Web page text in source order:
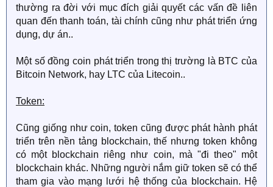
thường ra đời với mục đích giải quyết các vấn đề liên
quan đến thanh toán, tài chính cũng như phát triển ứng
dụng, dự án..
Một số đồng coin phát triển trong thị trường là BTC của
Bitcoin Network, hay LTC của Litecoin..
Token:
Cũng giống như coin, token cũng được phát hành phát
triển trên nền tảng blockchain, thế nhưng token không
có một blockchain riêng như coin, mà "đi theo" một
blockchain khác. Những người nắm giữ token sẽ có thể
tham gia vào mạng lưới hệ thống của blockchain. Hệ